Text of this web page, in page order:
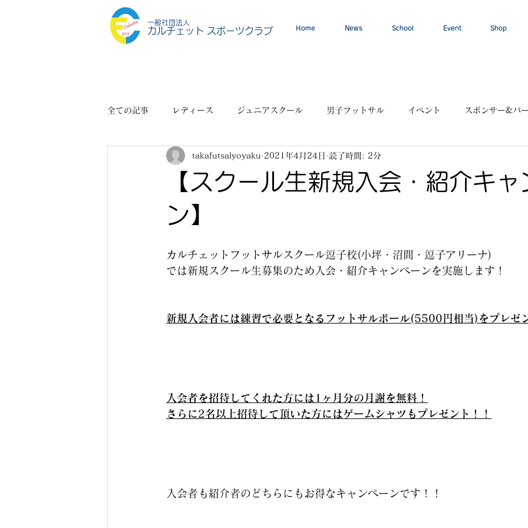
Home News School Event Shop
一般社団法人
カルチェット スポーツクラブ
全ての記事 レディース ジュニアスクール 男子フットサル イベント スポンサー&パ
スポーツショップ その他
【スクール生新規入会・紹介キャ
ン】
takafutsalyoyaku 2021年4月24日 読了時間: 2分
カルチェットフットサルスクール逗子校(小坪・沼間・逗子アリーナ)
では新規スクール生募集のため入会・紹介キャンペーンを実施します！
新規入会者には練習で必要となるフットサルボール(5500円相当)をプレゼ
入会者を招待してくれた方には1ヶ月分の月謝を無料！
さらに2名以上招待して頂いた方にはゲームシャツもプレゼント！！
入会者も紹介者のどちらにもお得なキャンペーンです！！